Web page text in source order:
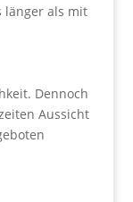
länger als mit
Dennoch
Aussicht